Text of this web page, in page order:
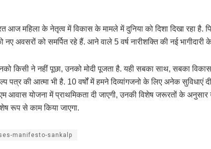
आज महिला के नेतृत्व में विकास के मामले में दुनिया को दिशा दिखा रहा है.
नए अवसरों को समर्पित रहे हैं. आने वाले 5 वर्ष नारीशक्ति की नई भागीदारी
किसी ने नहीं पूछा, उनको मोदी पूजता है. यही सबका साथ, सबका
पत्र की आत्मा भी है. 10 वर्षों में हमने दिव्यांगजनो के लिए अनेक सुविधाएं दी
आवास योजना में प्राथमिकता दी जाएगी, उनकी विशेष जरूरतों के
रूप से काम किया जाएगा.
manifesto-sankalp